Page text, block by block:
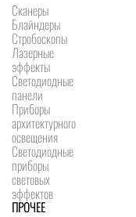
Сканеры
Блайндеры
Стробоскопы
Лазерные
эффекты
Светодиодные
панели
Приборы
архитектурного
освещения
Светодиодные
приборы
световых
эффектов
ПРОЧЕЕ